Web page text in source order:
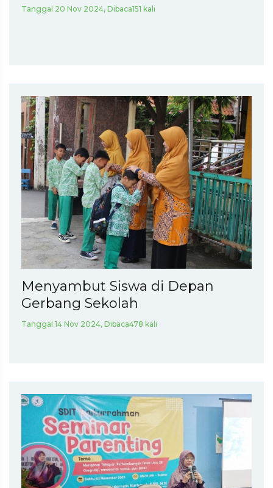
Tanggal 20 Nov 2024, Dibaca151 kali
Menyambut Siswa di Depan
Gerbang Sekolah
Tanggal 14 Nov 2024, Dibaca478 kali